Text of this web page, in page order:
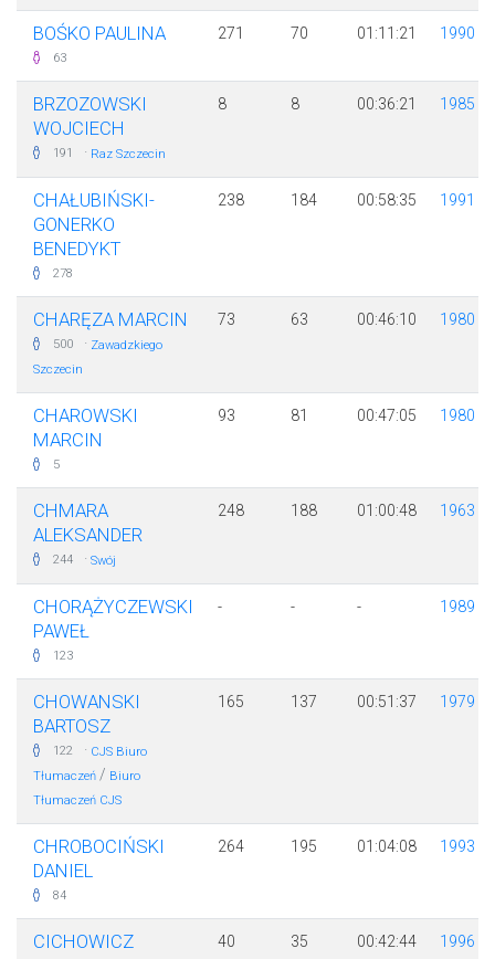
BOŚKO PAULINA
63
271 70 01:11:21 1990
BRZOZOWSKI
WOJCIECH
191 · Raz Szczecin
8 8 00:36:21 1985
CHAŁUBIŃSKI-
GONERKO
BENEDYKT
278
238 184 00:58:35 1991
CHARĘZA MARCIN
500 · Zawadzkiego
Szczecin
73 63 00:46:10 1980
CHAROWSKI
MARCIN
5
93 81 00:47:05 1980
CHMARA
ALEKSANDER
244 · Swój
248 188 01:00:48 1963
CHORĄŻYCZEWSKI
PAWEŁ
123
- - - 1989
CHOWANSKI
BARTOSZ
122 · CJS Biuro
Tłumaczeń / Biuro
Tłumaczeń CJS
165 137 00:51:37 1979
CHROBOCIŃSKI
DANIEL
84
264 195 01:04:08 1993
CICHOWICZ
40 35 00:42:44 1996